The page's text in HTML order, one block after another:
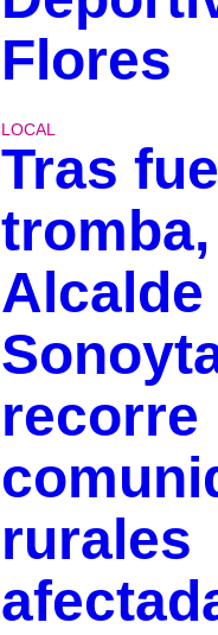
Flores
LOCAL
Tras
tromba,
Alcalde
recorre
rurales